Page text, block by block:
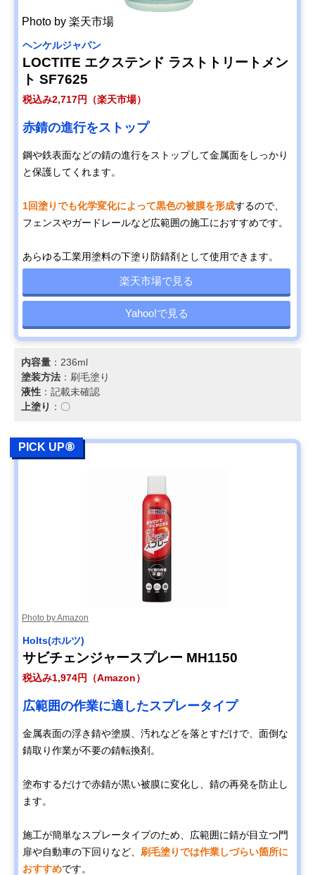
Photo by 楽天市場
ヘンケルジャパン
LOCTITE エクステンド ラストトリートメン
ト SF7625
税込み2,717円（楽天市場）
赤錆の進行をストップ
鋼や鉄表面などの錆の進行をストップして金属面をしっかり
と保護してくれます。
1回塗りでも化学変化によって黒色の被膜を形成するので、
フェンスやガードレールなど広範囲の施工におすすめです。
あらゆる工業用塗料の下塗り防錆剤として使用できます。
楽天市場で見る
Yahoo!で見る
内容量 ：236ml
塗装方法 ：刷毛塗り
液性 ：記載未確認
上塗り ：〇
PICK UP⑧
Photo by Amazon
Holts(ホルツ)
サビチェンジャースプレー MH1150
税込み1,974円（Amazon）
広範囲の作業に適したスプレータイプ
金属表面の浮き錆や塗膜、汚れなどを落とすだけで、面倒な
錆取り作業が不要の錆転換剤。
塗布するだけで赤錆が黒い被膜に変化し、錆の再発を防止し
ます。
施工が簡単なスプレータイプのため、広範囲に錆が目立つ門
扉や自動車の下回りなど、 刷毛塗りでは作業しづらい箇所に
おすすめです。